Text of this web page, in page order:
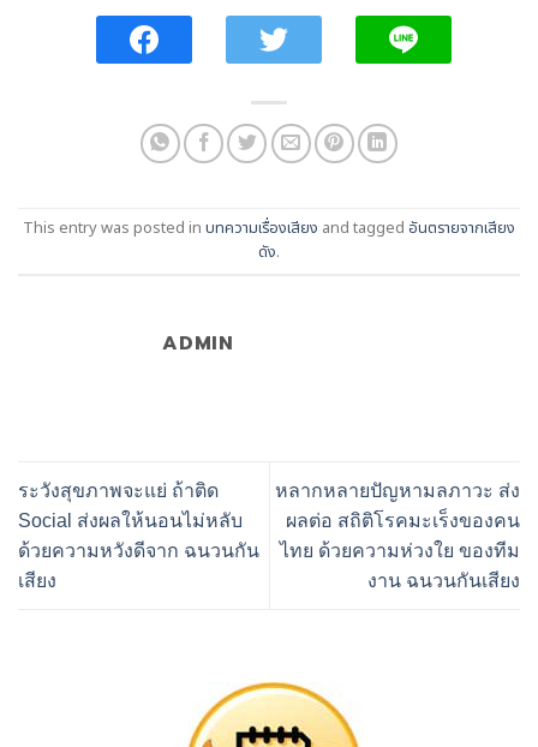
This entry was posted in บทความเรื่องเสียง and tagged อันตรายจากเสียง
ดัง.
ADMIN
ระวังสุขภาพจะแย่ ถ้าติด
Social ส่งผลให้นอนไม่หลับ
ด้วยความหวังดีจาก ฉนวนกัน
เสียง
หลากหลายปัญหามลภาวะ ส่ง
ผลต่อ สถิติโรคมะเร็งของคน
ไทย ด้วยความห่วงใย ของทีม
งาน ฉนวนกันเสียง